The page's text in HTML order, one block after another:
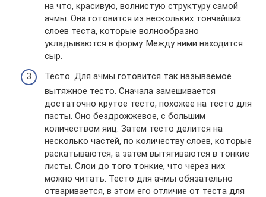
на что, красивую, волнистую структуру самой
ачмы. Она готовится из нескольких тончайших
слоев теста, которые волнообразно
укладываются в форму. Между ними находится
сыр.
Тесто. Для ачмы готовится так называемое
вытяжное тесто. Сначала замешивается
достаточно крутое тесто, похожее на тесто для
пасты. Оно бездрожжевое, с большим
количеством яиц. Затем тесто делится на
несколько частей, по количеству слоев, которые
раскатываются, а затем вытягиваются в тонкие
листы. Слои до того тонкие, что через них
можно читать. Тесто для ачмы обязательно
отваривается, в этом его отличие от теста для